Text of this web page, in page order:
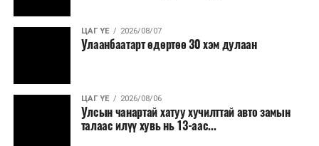
ЦАГ ҮЕ 2026/08/07
Улаанбаатарт өдөртөө 30 хэм дулаан
ЦАГ ҮЕ 2026/08/06
Улсын чанартай хатуу хучилттай авто замын
талаас илүү хувь нь 13-аас...